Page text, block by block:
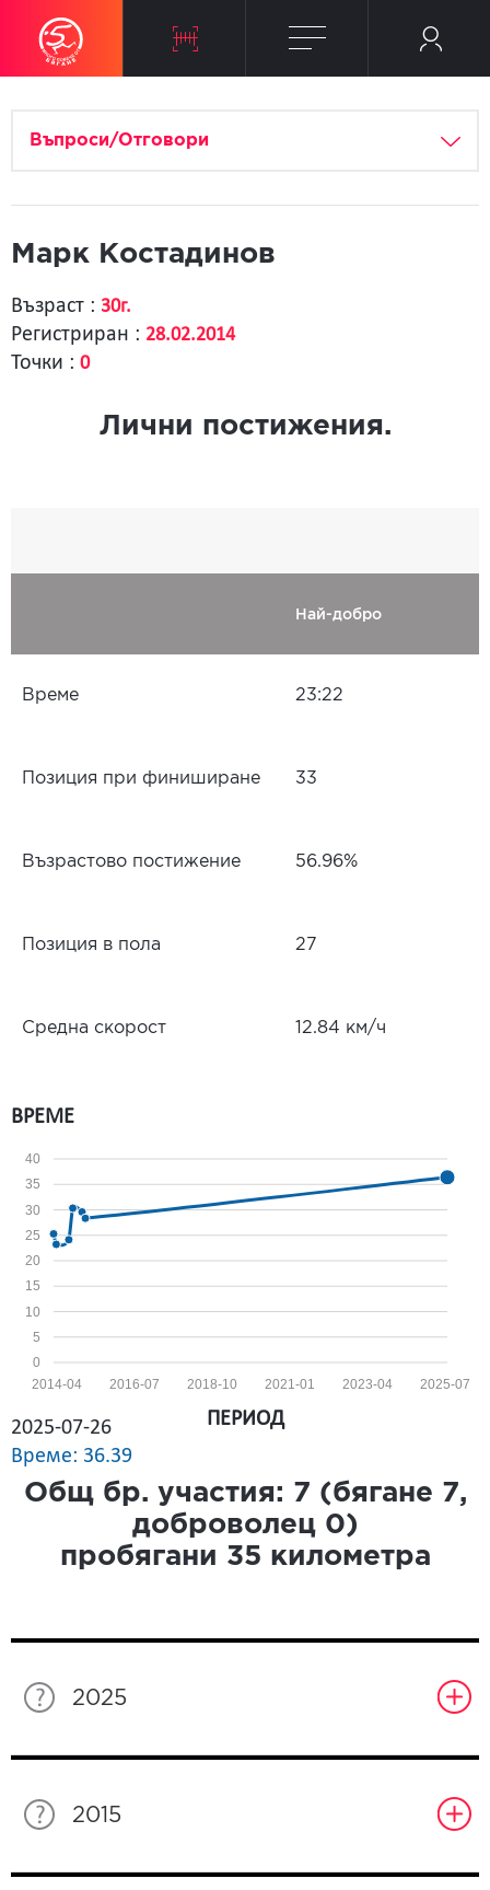
Въпроси/Отговори
Марк Костадинов
Възраст : 30г.
Регистриран : 28.02.2014
Точки : 0
Лични постижения.
Най-добро
Време 23:22
Позиция при финиширане 33
Възрастово постижение 56.96%
Позиция в пола 27
Средна скорост 12.84 км/ч
ВРЕМЕ
0
5
10
15
20
25
30
35
40
2025-07
2023-04
2021-01
2018-10
2016-07
2014-04
2025-07-26
Време: 36.39
ПЕРИОД
Общ бр. участия: 7 (бягане 7,
доброволец 0)
пробягани 35 километра
2025
2015